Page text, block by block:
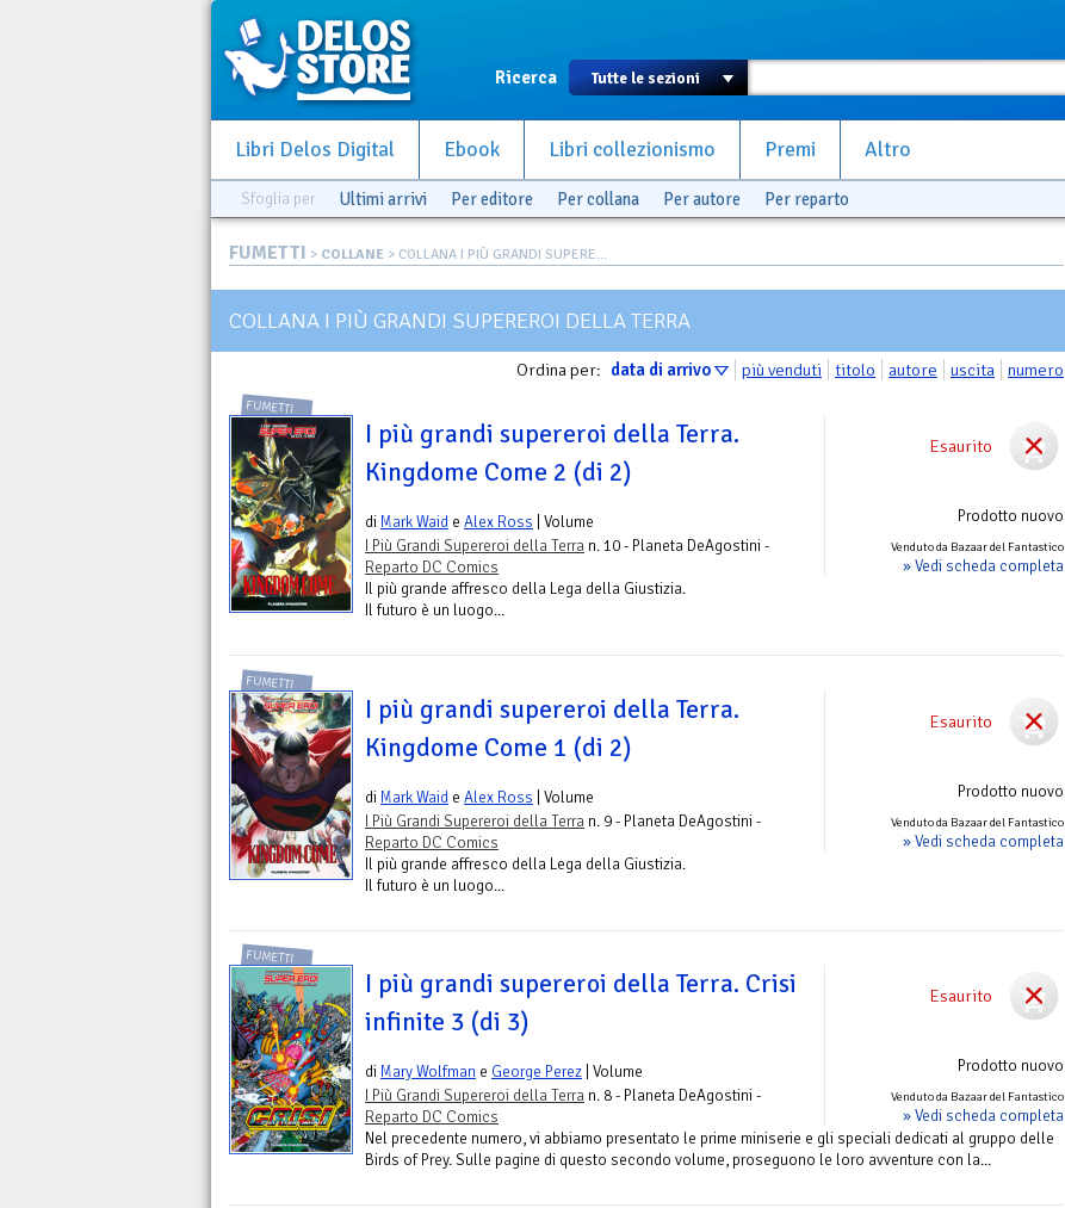
Ricerca
Libri Delos Digital Ebook Libri collezionismo Premi Altro
Sfoglia per Ultimi arrivi Per editore Per collana Per autore Per reparto
FUMETTI > COLLANE > COLLANA I PIÙ GRANDI SUPERE...
COLLANA I PIÙ GRANDI SUPEREROI DELLA TERRA
Ordina per: data di arrivo più venduti titolo autore uscita numero
Esaurito
Prodotto nuovo
Venduto da Bazaar del Fantastico
» Vedi scheda completa
FUMETTI
I più grandi supereroi della Terra.
Kingdome Come 2 (di 2)
di Mark Waid e Alex Ross | Volume
I Più Grandi Supereroi della Terra n. 10 - Planeta DeAgostini -
Reparto DC Comics
Il più grande affresco della Lega della Giustizia.
Il futuro è un luogo...
Esaurito
Prodotto nuovo
Venduto da Bazaar del Fantastico
» Vedi scheda completa
FUMETTI
I più grandi supereroi della Terra.
Kingdome Come 1 (di 2)
di Mark Waid e Alex Ross | Volume
I Più Grandi Supereroi della Terra n. 9 - Planeta DeAgostini -
Reparto DC Comics
Il più grande affresco della Lega della Giustizia.
Il futuro è un luogo...
Esaurito
Prodotto nuovo
Venduto da Bazaar del Fantastico
» Vedi scheda completa
FUMETTI
I più grandi supereroi della Terra. Crisi
infinite 3 (di 3)
di Mary Wolfman e George Perez | Volume
I Più Grandi Supereroi della Terra n. 8 - Planeta DeAgostini -
Reparto DC Comics
Nel precedente numero, vi abbiamo presentato le prime miniserie e gli speciali dedicati al gruppo delle
Birds of Prey. Sulle pagine di questo secondo volume, proseguono le loro avventure con la...